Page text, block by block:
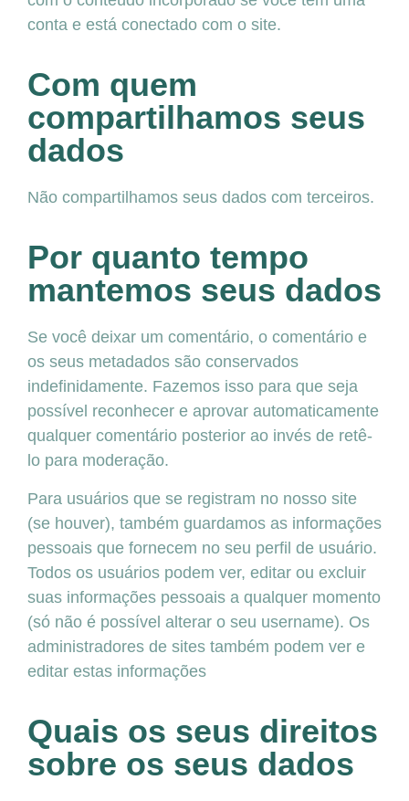
conta e está conectado com o site.
Com quem
compartilhamos seus
dados
Não compartilhamos seus dados com terceiros.
Por quanto tempo
mantemos seus dados
Se você deixar um comentário, o comentário e
os seus metadados são conservados
indefinidamente. Fazemos isso para que seja
possível reconhecer e aprovar automaticamente
qualquer comentário posterior ao invés de retê-
lo para moderação.
Para usuários que se registram no nosso site
(se houver), também guardamos as informações
pessoais que fornecem no seu perfil de usuário.
Todos os usuários podem ver, editar ou excluir
suas informações pessoais a qualquer momento
(só não é possível alterar o seu username). Os
administradores de sites também podem ver e
editar estas informações
Quais os seus direitos
sobre os seus dados